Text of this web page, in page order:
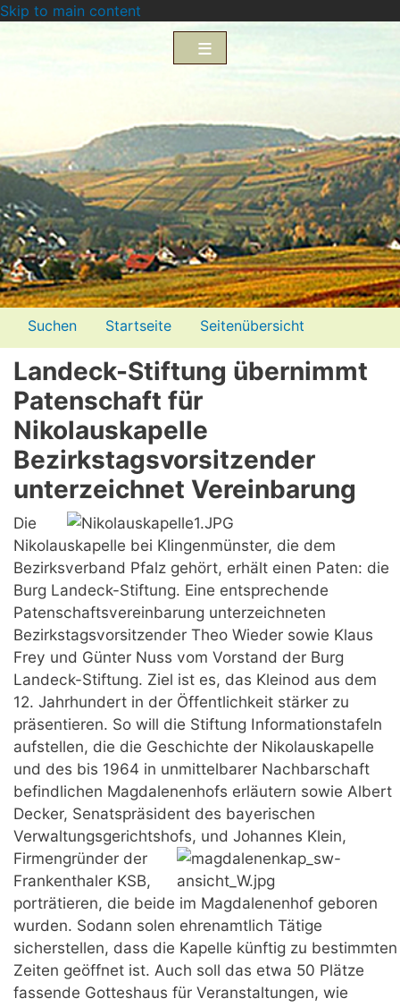
Skip to main content
Menü2
Suchen Startseite
Seitenübersicht
Impressum
Datenschutzerklärung
Landeck-Stiftung übernimmt
Patenschaft für
Nikolauskapelle
Bezirkstagsvorsitzender
unterzeichnet Vereinbarung
Die
Nikolauskapelle bei Klingenmünster, die dem
Bezirksverband Pfalz gehört, erhält einen Paten: die
Burg Landeck-Stiftung. Eine entsprechende
Patenschaftsvereinbarung unterzeichneten
Bezirkstagsvorsitzender Theo Wieder sowie Klaus
Frey und Günter Nuss vom Vorstand der Burg
Landeck-Stiftung. Ziel ist es, das Kleinod aus dem
12. Jahrhundert in der Öffentlichkeit stärker zu
präsentieren. So will die Stiftung Informationstafeln
aufstellen, die die Geschichte der Nikolauskapelle
und des bis 1964 in unmittelbarer Nachbarschaft
befindlichen Magdalenenhofs erläutern sowie Albert
Decker, Senatspräsident des bayerischen
Verwaltungsgerichtshofs, und Johannes Klein,
Firmengründer der
Frankenthaler KSB,
porträtieren, die beide im Magdalenenhof geboren
wurden. Sodann solen ehrenamtlich Tätige
sicherstellen, dass die Kapelle künftig zu bestimmten
Zeiten geöffnet ist. Auch soll das etwa 50 Plätze
fassende Gotteshaus für Veranstaltungen, wie